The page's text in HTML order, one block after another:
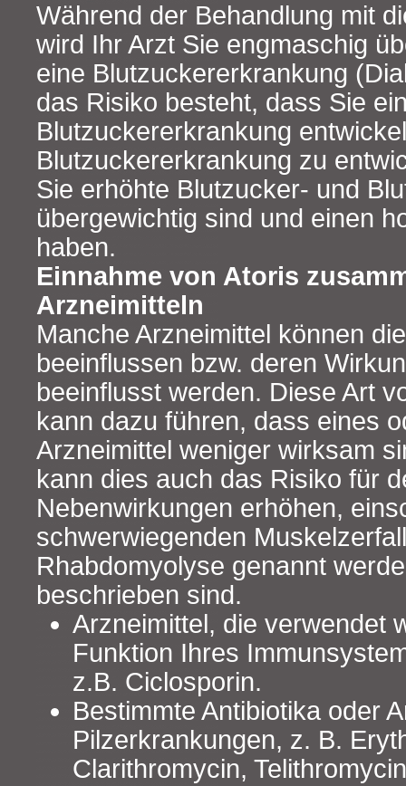
Während der Behandlung mit
wird Ihr Arzt Sie engmaschig
eine Blutzuckererkrankung
das Risiko besteht, dass Sie
Blutzuckererkrankung
Blutzuckererkrankung zu
Sie erhöhte Blutzucker- und
übergewichtig sind und einen
haben.
Einnahme von Atoris
Arzneimitteln
Manche Arzneimittel können
beeinflussen bzw. deren
beeinflusst werden. Diese Art
kann dazu führen, dass eines
Arzneimittel weniger wirksam
kann dies auch das Risiko für
Nebenwirkungen erhöhen,
schwerwiegenden
Rhabdomyolyse genannt
beschrieben sind.
Arzneimittel, die verwendet
Funktion Ihres
z.B. Ciclosporin.
Bestimmte Antibiotika oder
Pilzerkrankungen, z. B.
Clarithromycin,